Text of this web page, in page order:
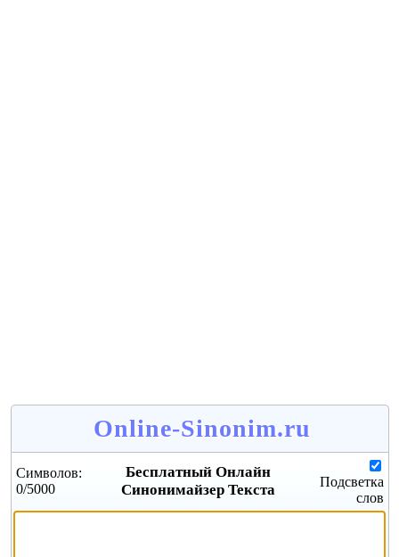
Online-Sinonim.ru
Символов:
0/5000
Бесплатный Онлайн
Синонимайзер Текста
Подсветка
слов